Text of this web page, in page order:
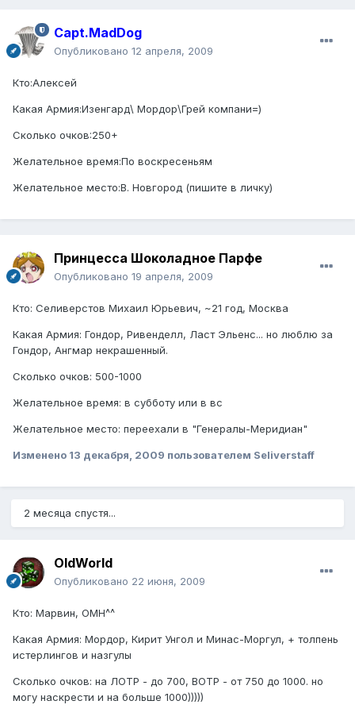
Capt.MadDog
Опубликовано 12 апреля, 2009
Кто:Алексей
Какая Армия:Изенгард\ Мордор\Грей компани=)
Сколько очков:250+
Желательное время:По воскресеньям
Желательное место:В. Новгород (пишите в личку)
Принцесса Шоколадное Парфе
Опубликовано 19 апреля, 2009
Кто: Селиверстов Михаил Юрьевич, ~21 год, Москва
Какая Армия: Гондор, Ривенделл, Ласт Эльенс... но люблю за
Гондор, Ангмар некрашенный.
Сколько очков: 500-1000
Желательное время: в субботу или в вс
Желательное место: переехали в "Генералы-Меридиан"
Изменено 13 декабря, 2009 пользователем Seliverstaff
2 месяца спустя...
OldWorld
Опубликовано 22 июня, 2009
Кто: Марвин, ОМН^^
Какая Армия: Мордор, Кирит Унгол и Минас-Моргул, + толпень
истерлингов и назгулы
Сколько очков: на ЛОТР - до 700, ВОТР - от 750 до 1000. но
могу наскрести и на больше 1000)))))